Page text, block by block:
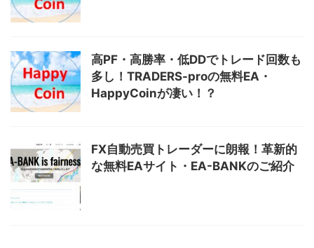
高PF・高勝率・低DDでトレード回数も
多し！TRADERS-proの無料EA・
HappyCoinが凄い！？
FX自動売買トレーダーに朗報！革新的
な無料EAサイト・EA-BANKのご紹介